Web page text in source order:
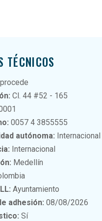
TÉCNICOS
Cl. 44 #52 - 165
0057 4 3855555
autónoma: Internacional
Internacional
Medellín
Ayuntamiento
adhesión: 08/08/2026
Sí